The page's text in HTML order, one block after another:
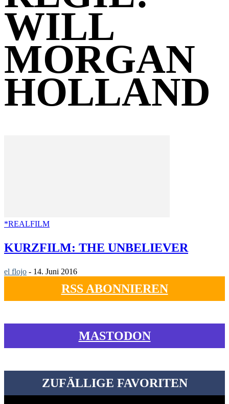
WILL
MORGAN
HOLLAND
*REALFILM
KURZFILM: THE UNBELIEVER
el flojo - 14. Juni 2016
RSS ABONNIEREN
MASTODON
ZUFÄLLIGE FAVORITEN